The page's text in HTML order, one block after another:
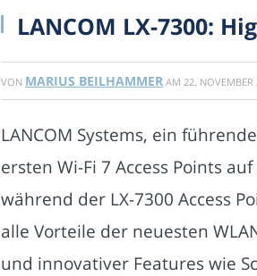
LANCOM LX-7300:
VON MARIUS BEILHAMMER AM 22. NOVEMBER
LANCOM Systems, ein
ersten Wi-Fi 7 Access Points
während der LX-7300 Access
alle Vorteile der neuesten
und innovativer Features wie